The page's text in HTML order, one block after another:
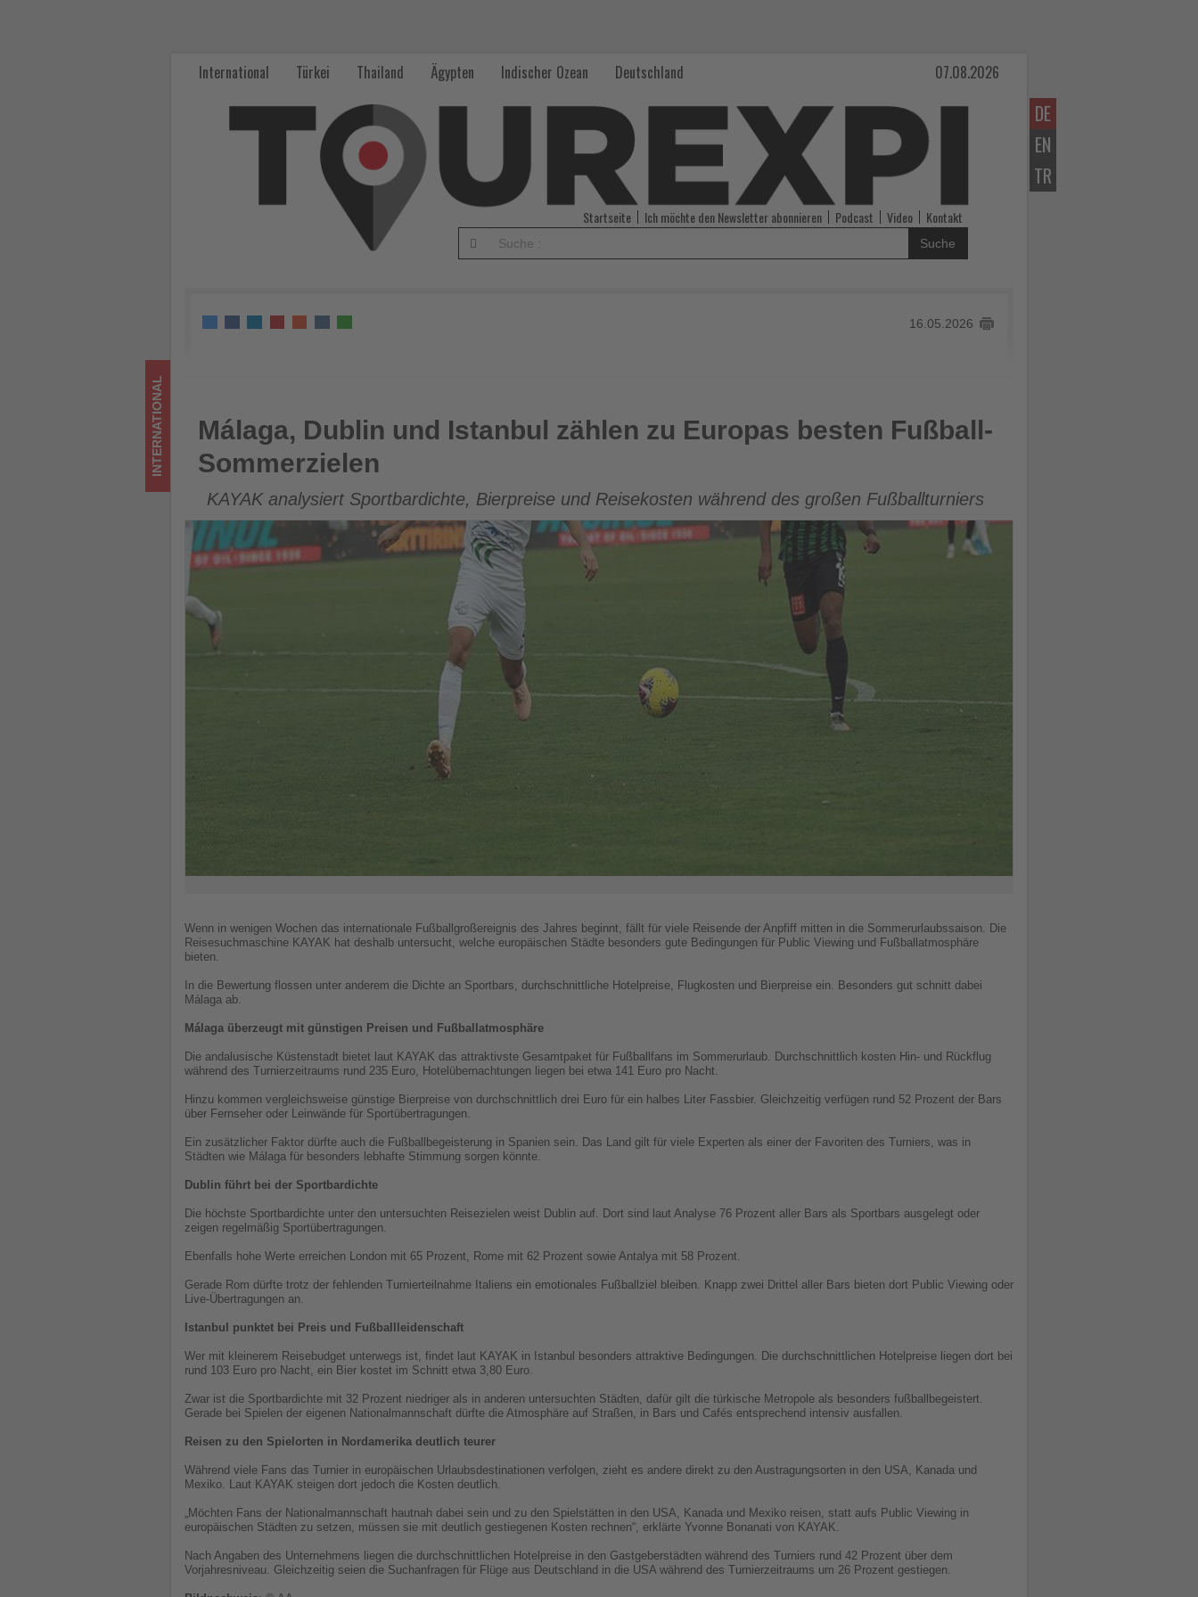
DE
EN
TR
International Türkei Thailand Ägypten Indischer Ozean Deutschland 07.08.2026
Startseite Ich möchte den Newsletter abonnieren Podcast Video Kontakt
Suche
16.05.2026
Málaga, Dublin und Istanbul zählen zu Europas besten Fußball-Sommerzielen
INTERNATIONAL
Málaga, Dublin und Istanbul zählen zu Europas besten Fußball-
Sommerzielen
KAYAK analysiert Sportbardichte, Bierpreise und Reisekosten während des großen Fußballturniers
Wenn in wenigen Wochen das internationale Fußballgroßereignis des Jahres beginnt, fällt für viele Reisende der Anpfiff mitten in die Sommerurlaubssaison. Die
Reisesuchmaschine KAYAK hat deshalb untersucht, welche europäischen Städte besonders gute Bedingungen für Public Viewing und Fußballatmosphäre
bieten.
In die Bewertung flossen unter anderem die Dichte an Sportbars, durchschnittliche Hotelpreise, Flugkosten und Bierpreise ein. Besonders gut schnitt dabei
Málaga ab.
Málaga überzeugt mit günstigen Preisen und Fußballatmosphäre
Die andalusische Küstenstadt bietet laut KAYAK das attraktivste Gesamtpaket für Fußballfans im Sommerurlaub. Durchschnittlich kosten Hin- und Rückflug
während des Turnierzeitraums rund 235 Euro, Hotelübernachtungen liegen bei etwa 141 Euro pro Nacht.
Hinzu kommen vergleichsweise günstige Bierpreise von durchschnittlich drei Euro für ein halbes Liter Fassbier. Gleichzeitig verfügen rund 52 Prozent der Bars
über Fernseher oder Leinwände für Sportübertragungen.
Ein zusätzlicher Faktor dürfte auch die Fußballbegeisterung in Spanien sein. Das Land gilt für viele Experten als einer der Favoriten des Turniers, was in
Städten wie Málaga für besonders lebhafte Stimmung sorgen könnte.
Dublin führt bei der Sportbardichte
Die höchste Sportbardichte unter den untersuchten Reisezielen weist Dublin auf. Dort sind laut Analyse 76 Prozent aller Bars als Sportbars ausgelegt oder
zeigen regelmäßig Sportübertragungen.
Ebenfalls hohe Werte erreichen London mit 65 Prozent, Rome mit 62 Prozent sowie Antalya mit 58 Prozent.
Gerade Rom dürfte trotz der fehlenden Turnierteilnahme Italiens ein emotionales Fußballziel bleiben. Knapp zwei Drittel aller Bars bieten dort Public Viewing oder
Live-Übertragungen an.
Istanbul punktet bei Preis und Fußballleidenschaft
Wer mit kleinerem Reisebudget unterwegs ist, findet laut KAYAK in Istanbul besonders attraktive Bedingungen. Die durchschnittlichen Hotelpreise liegen dort bei
rund 103 Euro pro Nacht, ein Bier kostet im Schnitt etwa 3,80 Euro.
Zwar ist die Sportbardichte mit 32 Prozent niedriger als in anderen untersuchten Städten, dafür gilt die türkische Metropole als besonders fußballbegeistert.
Gerade bei Spielen der eigenen Nationalmannschaft dürfte die Atmosphäre auf Straßen, in Bars und Cafés entsprechend intensiv ausfallen.
Reisen zu den Spielorten in Nordamerika deutlich teurer
Während viele Fans das Turnier in europäischen Urlaubsdestinationen verfolgen, zieht es andere direkt zu den Austragungsorten in den USA, Kanada und
Mexiko. Laut KAYAK steigen dort jedoch die Kosten deutlich.
„Möchten Fans der Nationalmannschaft hautnah dabei sein und zu den Spielstätten in den USA, Kanada und Mexiko reisen, statt aufs Public Viewing in
europäischen Städten zu setzen, müssen sie mit deutlich gestiegenen Kosten rechnen“, erklärte Yvonne Bonanati von KAYAK.
Nach Angaben des Unternehmens liegen die durchschnittlichen Hotelpreise in den Gastgeberstädten während des Turniers rund 42 Prozent über dem
Vorjahresniveau. Gleichzeitig seien die Suchanfragen für Flüge aus Deutschland in die USA während des Turnierzeitraums um 26 Prozent gestiegen.